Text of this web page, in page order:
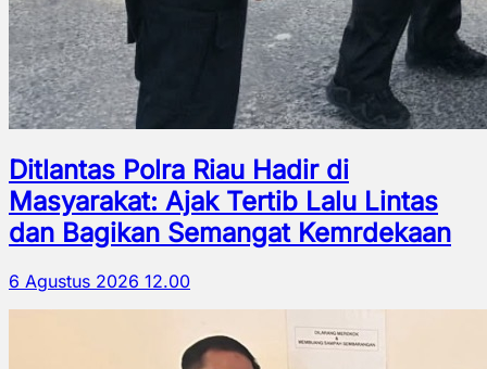
Ditlantas Polra Riau Hadir di
Masyarakat: Ajak Tertib Lalu Lintas
dan Bagikan Semangat Kemrdekaan
6 Agustus 2026 12.00